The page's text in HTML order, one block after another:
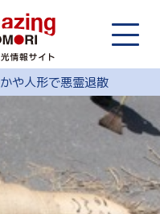
かや人形で悪霊退散